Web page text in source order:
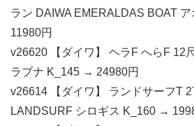
ラン DAIWA EMERALDAS BOAT
11980円
v26620 【ダイワ】 ヘラF へらF 12
ラブナ K_145 → 24980円
v26614 【ダイワ】 ランドサーフT
LANDSURF シロギス K_160 →